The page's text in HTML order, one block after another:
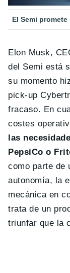
El Semi
Elon Musk,
del Semi está
su momento
pick-up
fracaso. En
costes
las
PepsiCo o
como parte de
autonomía, la
mecánica en
trata de un
triunfar que la